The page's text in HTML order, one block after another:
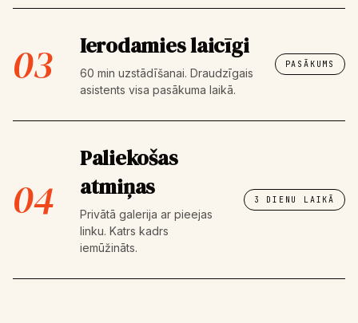
03 Ierodamies laicīgi
60 min uzstādīšanai. Draudzīgais
asistents visa pasākuma laikā.
PASĀKUMS
04
Paliekošas
atmiņas
Privātā galerija ar pieejas
linku. Katrs kadrs
iemūžināts.
3 DIENU LAIKĀ